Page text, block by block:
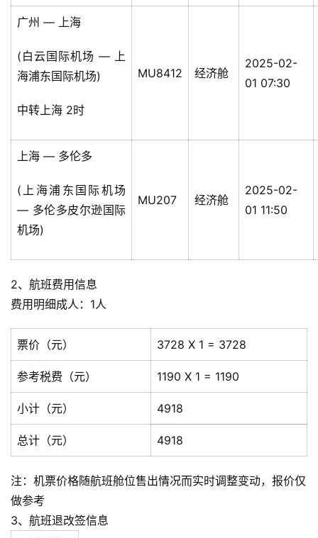
广州 — 上海
(白云国际机场 — 上
海浦东国际机场)
中转上海 2时
MU8412 经济舱
2025-02-
01 07:30
上海 — 多伦多
(上海浦东国际机场
— 多伦多皮尔逊国际
机场)
MU207 经济舱
2025-02-
01 11:50
2、航班费用信息
费用明细成人：1人
票价（元） 3728 X 1 = 3728
参考税费（元） 1190 X 1 = 1190
小计（元） 4918
总计（元） 4918
注：机票价格随航班舱位售出情况而实时调整变动，报价仅
做参考
3、航班退改签信息